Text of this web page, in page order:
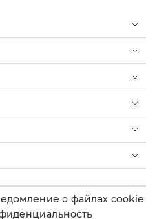
о файлах cookie